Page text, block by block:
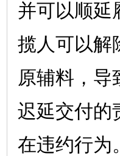
并可以顺延
揽人可以解
原辅料，导
迟延交付的
在违约行为